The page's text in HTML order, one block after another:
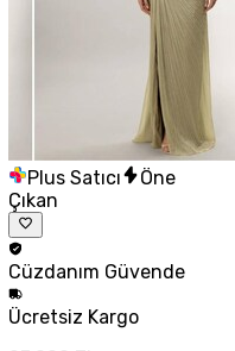
Plus Satıcı
Öne
Çıkan
Cüzdanım Güvende
Ücretsiz Kargo